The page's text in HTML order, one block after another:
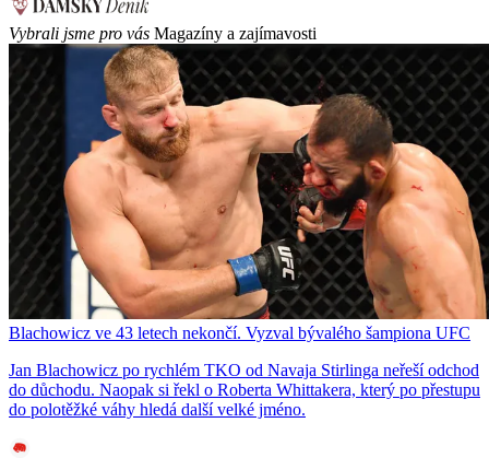
Vybrali jsme pro vás Magazíny a zajímavosti
Blachowicz ve 43 letech nekončí. Vyzval bývalého šampiona UFC
Jan Blachowicz po rychlém TKO od Navaja Stirlinga neřeší odchod
do důchodu. Naopak si řekl o Roberta Whittakera, který po přestupu
do polotěžké váhy hledá další velké jméno.